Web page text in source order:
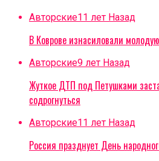
Авторские11 лет Назад
В Коврове изнасиловали
Авторские9 лет Назад
Жуткое ДТП под Петушками
содрогнуться
Авторские11 лет Назад
Россия празднует День